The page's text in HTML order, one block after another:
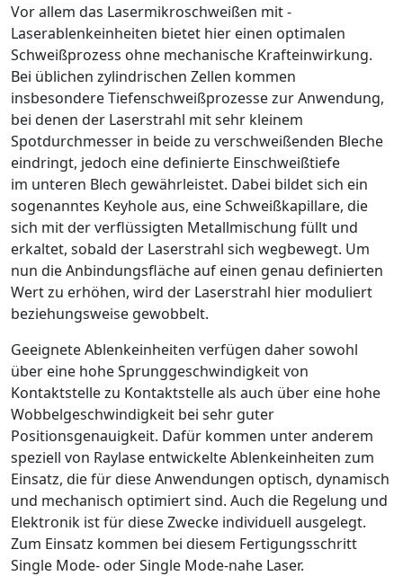
Vor allem das Lasermikroschweißen mit ­
Laserablenkeinheiten bietet hier einen optimalen
Schweißprozess ohne mechanische Krafteinwirkung.
Bei üblichen zylindrischen Zellen kommen
insbesondere Tiefenschweißprozesse zur Anwendung,
bei denen der Laserstrahl mit sehr kleinem
Spotdurchmesser in beide zu verschweißenden Bleche
eindringt, jedoch eine definierte Einschweißtiefe
im unteren Blech gewährleistet. Dabei bildet sich ein
sogenanntes Keyholeaus, eine Schweißkapillare, die
sich mit der verflüssigten Metallmischung füllt und
erkaltet, sobald der Laserstrahl sich wegbewegt. Um
nun die Anbindungsfläche auf einen genau definierten
Wert zu erhöhen, wird der Laserstrahl hier moduliert
beziehungsweise gewobbelt.
Geeignete Ablenkeinheiten verfügen ­daher sowohl
über eine hohe Sprunggeschwindig­keit von
Kontaktstelle zu Kontaktstelle als auch über eine hohe
Wobbelgeschwindigkeit bei sehr guter
Positionsgenauigkeit. Dafür kommen unter anderem
speziell von Raylase entwickelte Ablenkeinheiten zum
Einsatz, die für diese Anwendungen optisch, dynamisch
und mechanisch optimiert sind. Auch die Regelung und
Elektronik ist für diese Zwecke individuell ausgelegt.
Zum Einsatz kommen bei diesem Fertigungsschritt
Single Mode- oder Single Mode-nahe Laser.